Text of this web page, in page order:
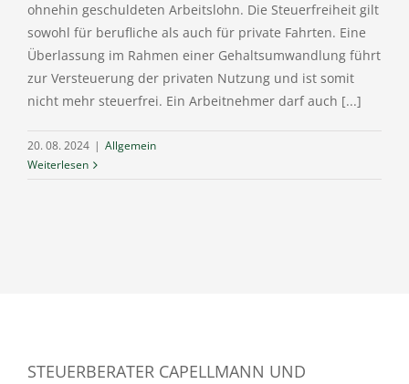
ohnehin geschuldeten Arbeitslohn. Die Steuerfreiheit gilt
sowohl für berufliche als auch für private Fahrten. Eine
Überlassung im Rahmen einer Gehaltsumwandlung führt
zur Versteuerung der privaten Nutzung und ist somit
nicht mehr steuerfrei. Ein Arbeitnehmer darf auch [...]
20. 08. 2024 | Allgemein
Weiterlesen
STEUERBERATER CAPELLMANN UND